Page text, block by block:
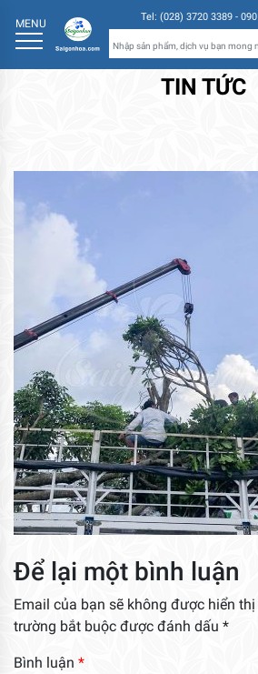
MENU Tel: (028) 3720 3389 -
TIN TỨC
Để lại một bình luận
Email của bạn sẽ không được hiển
trường bắt buộc được đánh dấu *
Bình luận *